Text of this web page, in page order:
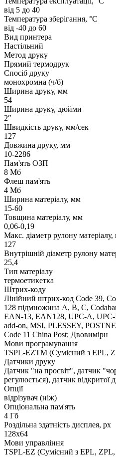
від 5 до 40
Температура зберігання, °C
від -40 до 60
Вид принтера
Настільний
Метод друку
Прямий термодрук
Спосіб друку
монохромна (ч/б)
Ширина друку, мм
54
Ширина друку, дюйми
2″
Швидкість друку, мм/сек
127
Довжина друку, мм
10-2286
Пам'ять ОЗП
8 Мб
Флеш пам'ять
4 Мб
Ширина матеріалу, мм
15-60
Товщина матеріалу, мм
0,06-0,19
Макс. діаметр рулону
127
Внутрішній діаметр рулону
25,4
Тип матеріалу
термоетикетка
Штрих-коду
Лінійний штрих-код Code 39,
128 підмножина A, B, C,
EAN-13, EAN128, UPC-A,
add-on, MSI, PLESSEY,
Code 11 China Post; Двовимірн
Мови програмування
TSPL-EZTM (Сумісний з EPL,
Датчики друку
Датчик "на просвіт", датчик
регулюється), датчик відкритої
Опції
відрізувач (ніж)
Опціональна пам'ять
4 Гб
Роздільна здатність дисплея, px
128х64
Мови управління
TSPL-EZ (Сумісний з EPL, ZPL,